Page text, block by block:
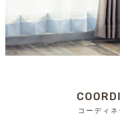
コーディ